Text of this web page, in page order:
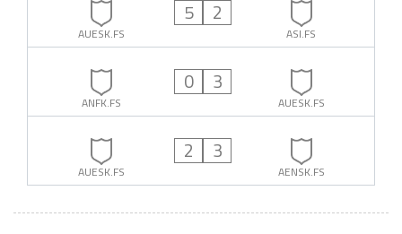
AUESK.FS
5 2
ASI.FS
ANFK.FS
0 3
AUESK.FS
AUESK.FS
2 3
AENSK.FS